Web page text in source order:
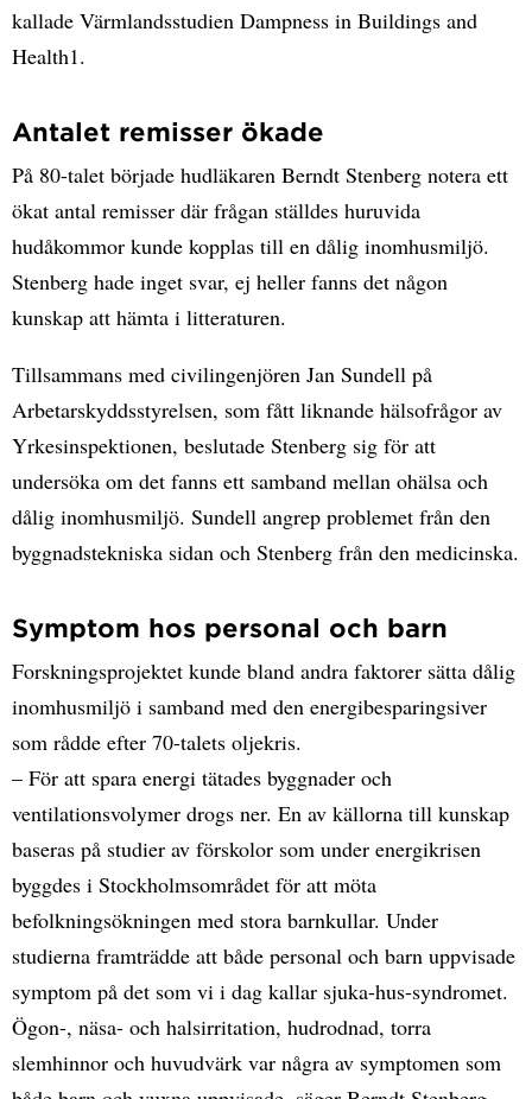
kallade Värmlandsstudien Dampness in Buildings and
Health1.
Antalet remisser ökade
På 80-talet började hudläkaren Berndt Stenberg notera ett
ökat antal remisser där frågan ställdes huruvida
hudåkommor kunde kopplas till en dålig inomhusmiljö.
Stenberg hade inget svar, ej heller fanns det någon
kunskap att hämta i litteraturen.
Tillsammans med civilingenjören Jan Sundell på
Arbetarskyddsstyrelsen, som fått liknande hälsofrågor av
Yrkesinspektionen, beslutade Stenberg sig för att
undersöka om det fanns ett samband mellan ohälsa och
dålig inomhusmiljö. Sundell angrep problemet från den
byggnadstekniska sidan och Stenberg från den medicinska.
Symptom hos personal och barn
Forskningsprojektet kunde bland andra faktorer sätta dålig
inomhusmiljö i samband med den energibesparingsiver
som rådde efter 70-talets oljekris.
– För att spara energi tätades byggnader och
ventilationsvolymer drogs ner. En av källorna till kunskap
baseras på studier av förskolor som under energikrisen
byggdes i Stockholmsområdet för att möta
befolkningsökningen med stora barnkullar. Under
studierna framträdde att både personal och barn uppvisade
symptom på det som vi i dag kallar sjuka-hus-syndromet.
Ögon-, näsa- och halsirritation, hudrodnad, torra
slemhinnor och huvudvärk var några av symptomen som